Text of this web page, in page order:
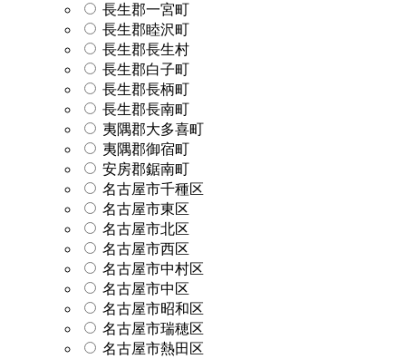
長生郡一宮町
長生郡睦沢町
長生郡長生村
長生郡白子町
長生郡長柄町
長生郡長南町
夷隅郡大多喜町
夷隅郡御宿町
安房郡鋸南町
名古屋市千種区
名古屋市東区
名古屋市北区
名古屋市西区
名古屋市中村区
名古屋市中区
名古屋市昭和区
名古屋市瑞穂区
名古屋市熱田区